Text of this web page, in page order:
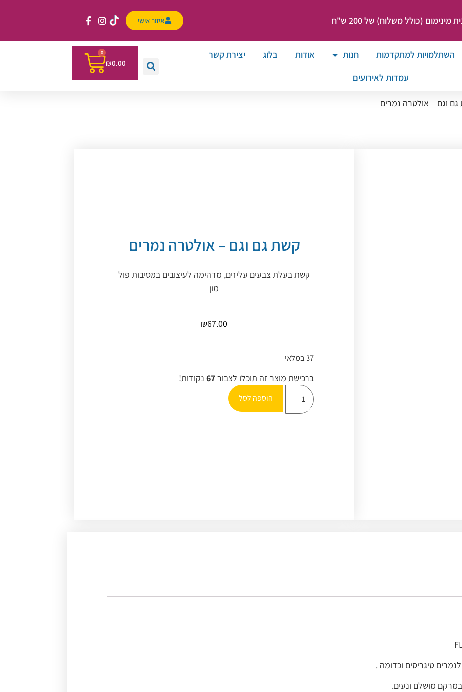
(כולל משלוח) של 200 ש"ח איזור אישי
השתלמויות למתקדמות חנות אודות בלוג
יצירת קשר
עמדות לאירועים
₪0.00
0
וגם – אולטרה נמרים
קשת גם וגם – אולטרה נמרים
קשת בעלת צבעים עליזים, מדהימה לעיצובים במסיבות פול
מון
₪67.00
37 במלאי
ברכישת מוצר זה תוכלו לצבור67 נקודות!
הוספה לסל
טיגריסים וכדומה .
מושלם ונעים.